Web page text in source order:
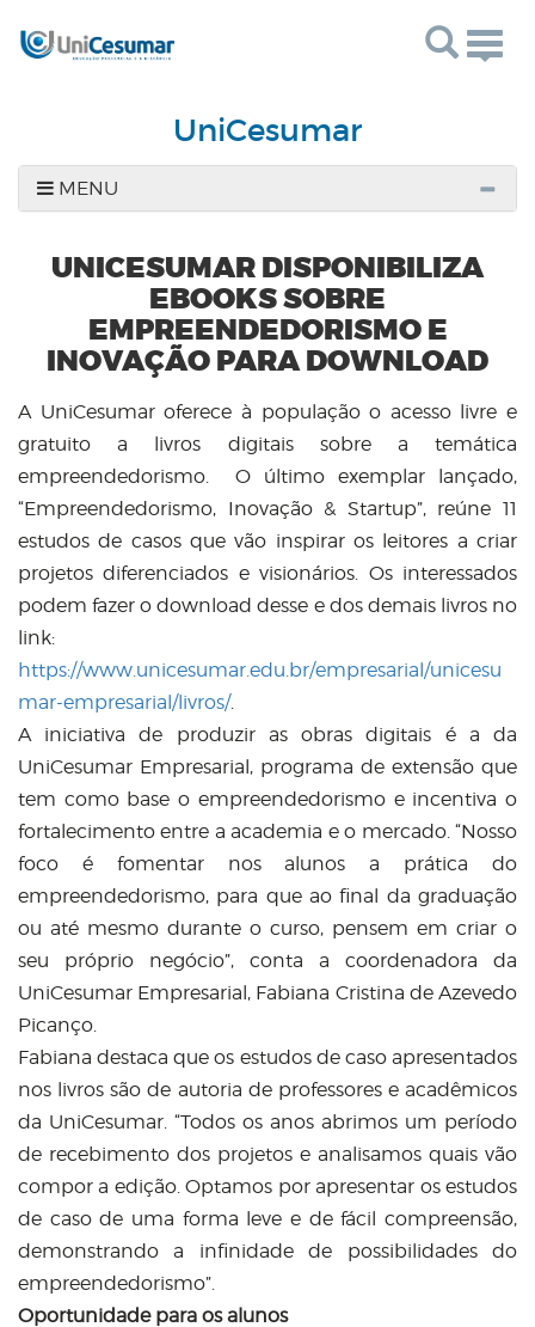
UniCesumar
MENU
UNICESUMAR DISPONIBILIZA
EBOOKS SOBRE
EMPREENDEDORISMO E
INOVAÇÃO PARA DOWNLOAD
A UniCesumar oferece à população o acesso livre e
gratuito a livros digitais sobre a temática
empreendedorismo. O último exemplar lançado,
“Empreendedorismo, Inovação & Startup”, reúne 11
estudos de casos que vão inspirar os leitores a criar
projetos diferenciados e visionários. Os interessados
podem fazer o download desse e dos demais livros no
link:
https://www.unicesumar.edu.br/empresarial/unicesu
mar-empresarial/livros/.
A iniciativa de produzir as obras digitais é a da
UniCesumar Empresarial, programa de extensão que
tem como base o empreendedorismo e incentiva o
fortalecimento entre a academia e o mercado. “Nosso
foco é fomentar nos alunos a prática do
empreendedorismo, para que ao final da graduação
ou até mesmo durante o curso, pensem em criar o
seu próprio negócio”, conta a coordenadora da
UniCesumar Empresarial, Fabiana Cristina de Azevedo
Picanço.
Fabiana destaca que os estudos de caso apresentados
nos livros são de autoria de professores e acadêmicos
da UniCesumar. “Todos os anos abrimos um período
de recebimento dos projetos e analisamos quais vão
compor a edição. Optamos por apresentar os estudos
de caso de uma forma leve e de fácil compreensão,
demonstrando a infinidade de possibilidades do
empreendedorismo”.
Oportunidade para os alunos